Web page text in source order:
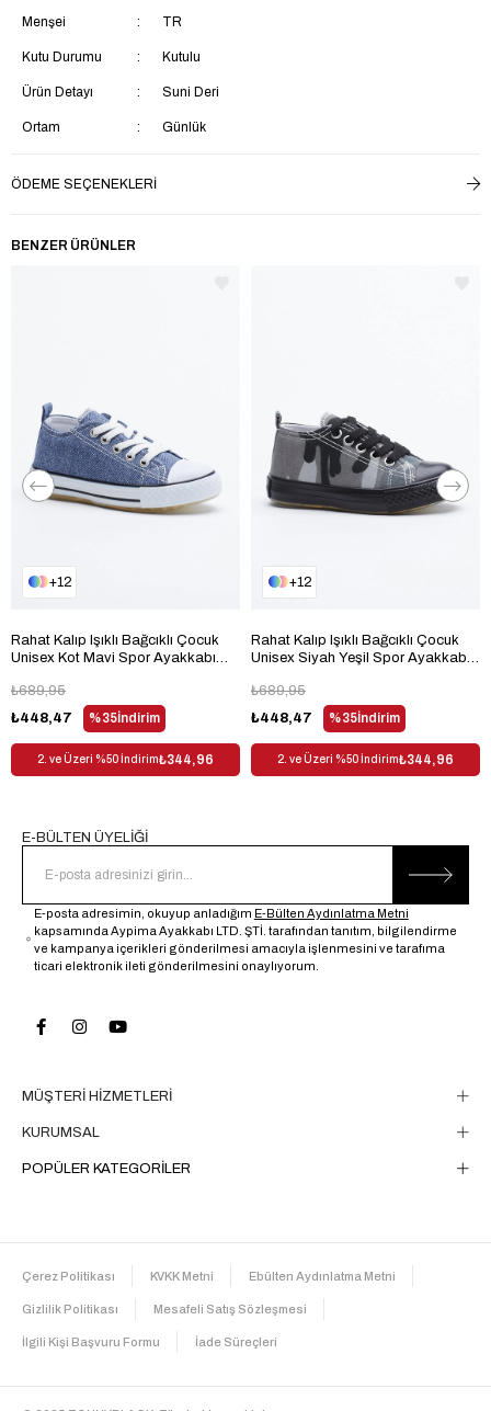
Menşei TR
Kutu Durumu Kutulu
Ürün Detayı Suni Deri
Ortam Günlük
Topuk Tipi
Bağlama Şekli
Materyal Suni Deri
Suni Deri
Dış Materyal
Sezon Her Sezon
Cinsiyet
ÖDEME SEÇENEKLERI
BENZER ÜRÜNLER
12
Rahat Kalıp Işıklı Bağcıklı Çocuk
Unisex Kot Mavi Spor Ayakkabı
%35İndirim
₺448,47
₺689,95
2. ve Üzeri %50 İndirim₺344,96
12
Rahat Kalıp Işıklı Bağcıklı Çocuk
Unisex Siyah Yeşil Spor Ayakkabı
%35İndirim
₺448,47
₺689,95
2. ve Üzeri %50 İndirim₺344,96
MÜŞTERİ HİZMETLERİ
KURUMSAL
POPÜLER KATEGORİLER
E-BÜLTEN ÜYELİĞİ
E-posta adresimin, okuyup anladığım E-Bülten Aydınlatma Metni
kapsamında Aypima Ayakkabı LTD. ŞTİ. tarafından tanıtım, bilgilendirme
ve kampanya içerikleri gönderilmesi amacıyla işlenmesini ve tarafıma
ticari elektronik ileti gönderilmesini onaylıyorum.
Çerez Politikası KVKK Metni Ebülten Aydınlatma Metni
Gizlilik Politikası Mesafeli Satış Sözleşmesi
İlgili Kişi Başvuru Formu İade Süreçleri